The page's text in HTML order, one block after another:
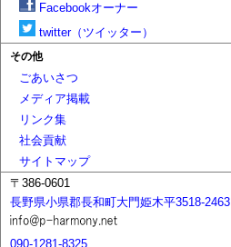
Facebookオーナー
twitter（ツイッター）
その他
ごあいさつ
メディア掲載
リンク集
社会貢献
サイトマップ
〒386-0601
長野県小県郡長和町大門姫木平3518-2463
090-1281-8325